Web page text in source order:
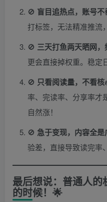
🚫 盲目追热点，账号不
打标签，无法精准推流
🚫 三天打鱼两天晒网
更会直接掉权重。稳定
🚫 只看阅读量，不看
率、完读率、分享率才
自然涨！
🚫 急于变现，内容全是
验差，直接导致读完率
最后想说：普通人
的时候！🌟